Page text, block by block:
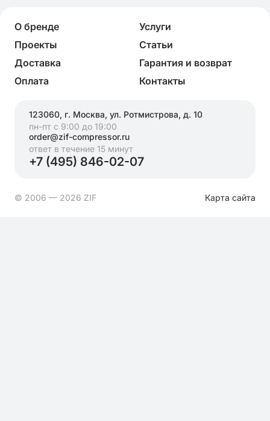
О бренде
Услуги
Проекты
Статьи
Доставка
Гарантия и возврат
Оплата
Контакты
123060, г. Москва, ул. Ротмистрова, д. 10
пн-пт с 9:00 до 19:00
order@zif-compressor.ru
ответ в течение 15 минут
+7 (495) 846-02-07
© 2006 — 2026 ZIF Карта сайта